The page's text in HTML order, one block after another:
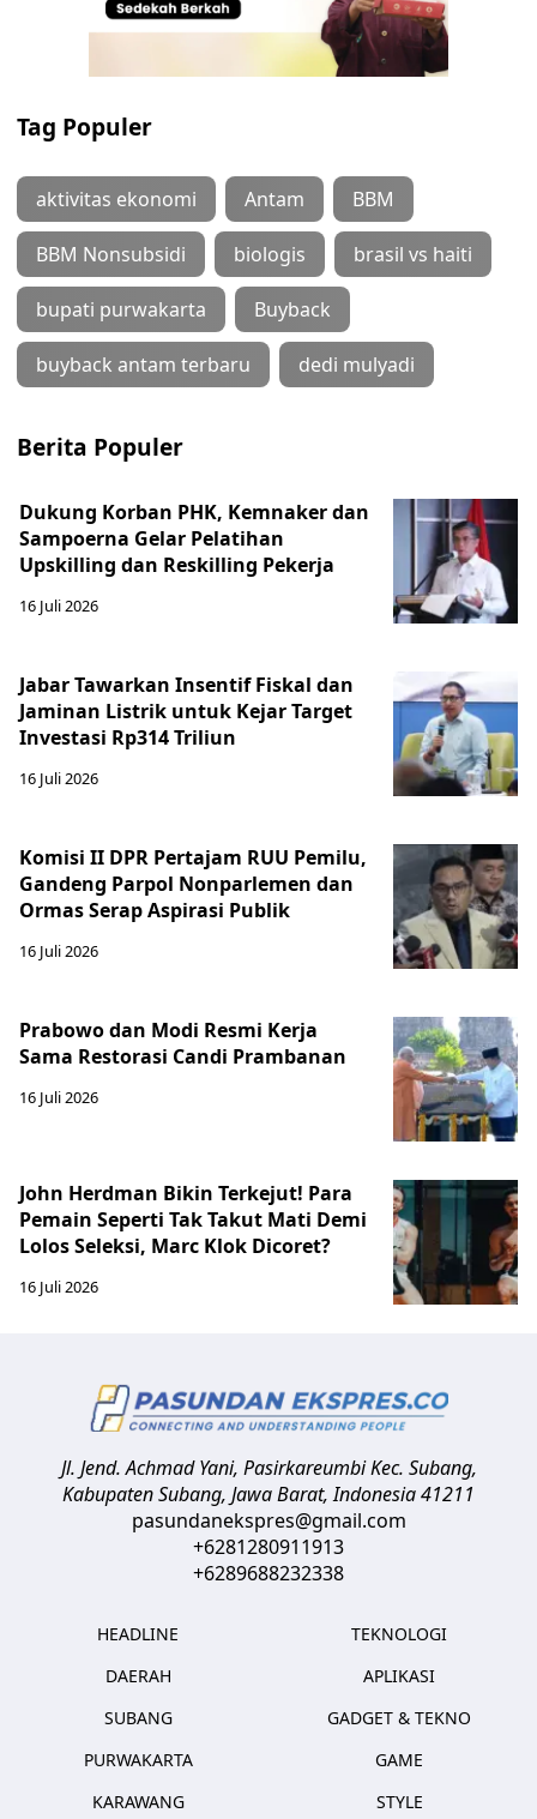
Tag Populer
aktivitas ekonomi Antam BBM
BBM Nonsubsidi biologis brasil vs haiti
bupati purwakarta Buyback
buyback antam terbaru dedi mulyadi
Berita Populer
Dukung Korban PHK, Kemnaker dan
Sampoerna Gelar Pelatihan
Upskilling dan Reskilling Pekerja
16 Juli 2026
Jabar Tawarkan Insentif Fiskal dan
Jaminan Listrik untuk Kejar Target
Investasi Rp314 Triliun
16 Juli 2026
Komisi II DPR Pertajam RUU Pemilu,
Gandeng Parpol Nonparlemen dan
Ormas Serap Aspirasi Publik
16 Juli 2026
Prabowo dan Modi Resmi Kerja
Sama Restorasi Candi Prambanan
16 Juli 2026
John Herdman Bikin Terkejut! Para
Pemain Seperti Tak Takut Mati Demi
Lolos Seleksi, Marc Klok Dicoret?
16 Juli 2026
Jl. Jend. Achmad Yani, Pasirkareumbi Kec. Subang,
Kabupaten Subang, Jawa Barat,Indonesia41211
pasundanekspres@gmail.com
+6281280911913
+6289688232338
HEADLINE
DAERAH
SUBANG
PURWAKARTA
KARAWANG
TEKNOLOGI
APLIKASI
GADGET & TEKNO
GAME
STYLE